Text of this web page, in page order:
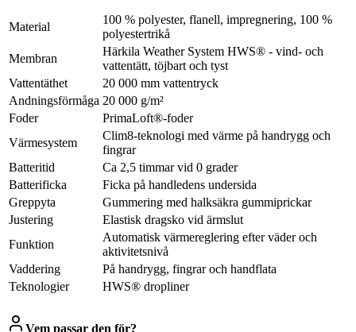
Material
100 % polyester, flanell, impregnering, 100 %
polyestertrikå
Membran
Härkila Weather System HWS® - vind- och
vattentätt, töjbart och tyst
Vattentäthet
20 000 mm vattentryck
Andningsförmåga 20 000 g/m²
Foder
PrimaLoft®-foder
Värmesystem
Clim8-teknologi med värme på handrygg och
fingrar
Batteritid
Ca 2,5 timmar vid 0 grader
Batterificka
Ficka på handledens undersida
Greppyta
Gummering med halksäkra gummiprickar
Justering
Elastisk dragsko vid ärmslut
Funktion
Automatisk värmereglering efter väder och
aktivitetsnivå
Vaddering
På handrygg, fingrar och handflata
Teknologier
HWS® dropliner
Vem passar den för?